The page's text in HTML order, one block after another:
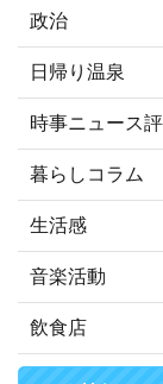
政治
日帰り温泉
時事ニュース評
暮らしコラム
生活感
音楽活動
飲食店